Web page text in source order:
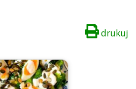
drukuj